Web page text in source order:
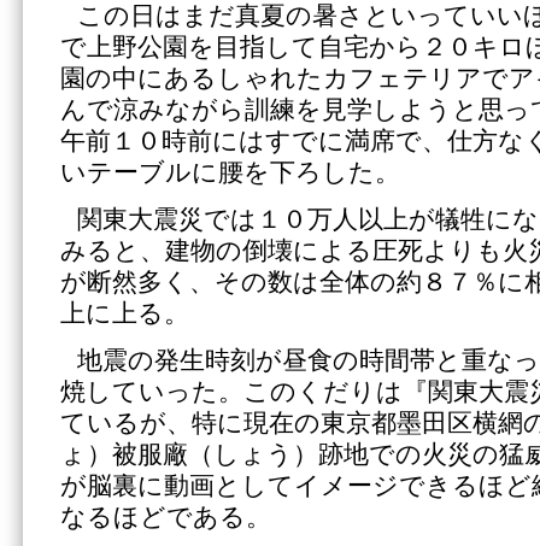
この日はまだ真夏の暑さといっていい
で上野公園を目指して自宅から２０キロ
園の中にあるしゃれたカフェテリアで
んで涼みながら訓練を見学しようと思
午前１０時前にはすでに満席で、仕方な
いテーブルに腰を下ろした。
関東大震災では１０万人以上が犠牲に
みると、建物の倒壊による圧死よりも火
が断然多く、その数は全体の約８７％に
上に上る。
地震の発生時刻が昼食の時間帯と重な
焼していった。このくだりは『関東大震
ているが、特に現在の東京都墨田区横網
ょ）被服廠（しょう）跡地での火災の猛
が脳裏に動画としてイメージできるほ
なるほどである。